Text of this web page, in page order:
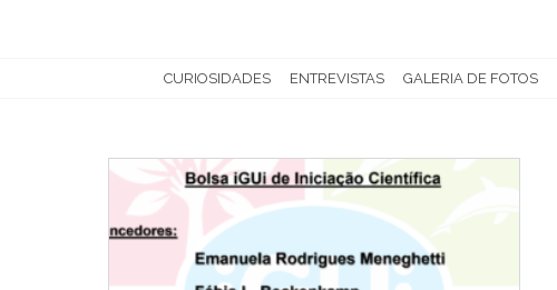
CURIOSIDADES ENTREVISTAS GALERIA DE FOTOS